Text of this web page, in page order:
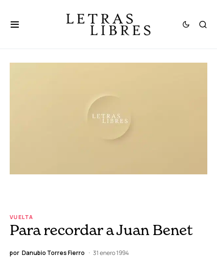
VUELTA
Para recordar a Juan Benet
por Danubio Torres Fierro 31 enero 1994